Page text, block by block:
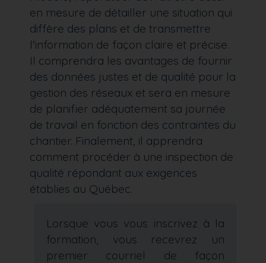
en mesure de détailler une situation qui
diffère des plans et de transmettre
l'information de façon claire et précise.
Il comprendra les avantages de fournir
des données justes et de qualité pour la
gestion des réseaux et sera en mesure
de planifier adéquatement sa journée
de travail en fonction des contraintes du
chantier. Finalement, il apprendra
comment procéder à une inspection de
qualité répondant aux exigences
établies au Québec.
Lorsque vous vous inscrivez à la
formation, vous recevrez un
premier courriel de façon